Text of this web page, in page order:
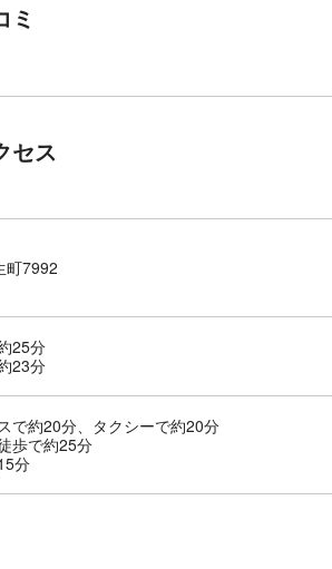
ミ
セス
町7992
25分
23分
で約20分、タクシーで約20分
歩で約25分
分